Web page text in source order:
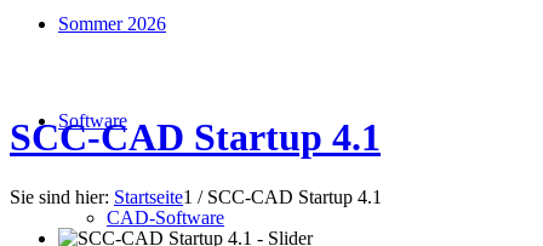
Sommer 2026
Software
CAD-Software
SCC-CAD Startup 4.1
Sie sind hier: Startseite1 / SCC-CAD Startup 4.1